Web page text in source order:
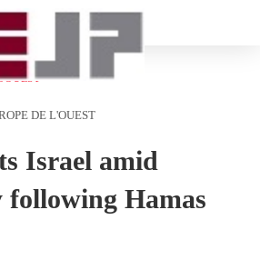
DE L'OUEST
Israel amid
Hamas